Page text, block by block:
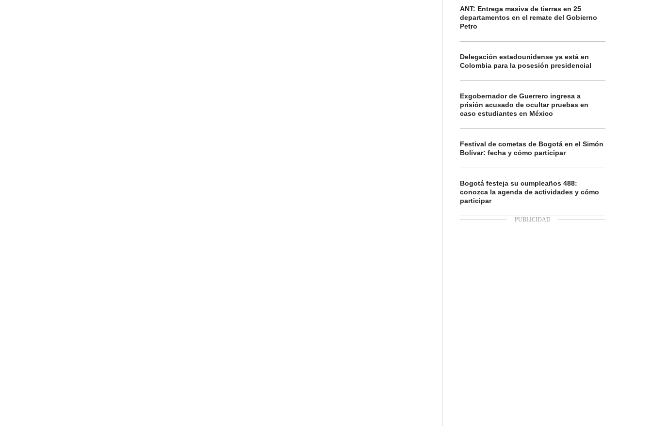
ANT: Entrega masiva de tierras en 25
departamentos en el remate del Gobierno
Petro
Delegación estadounidense ya está en
Colombia para la posesión presidencial
Exgobernador de Guerrero ingresa a
prisión acusado de ocultar pruebas en
caso estudiantes en México
Festival de cometas de Bogotá en el Simón
Bolívar: fecha y cómo participar
Bogotá festeja su cumpleaños 488:
conozca la agenda de actividades y cómo
participar